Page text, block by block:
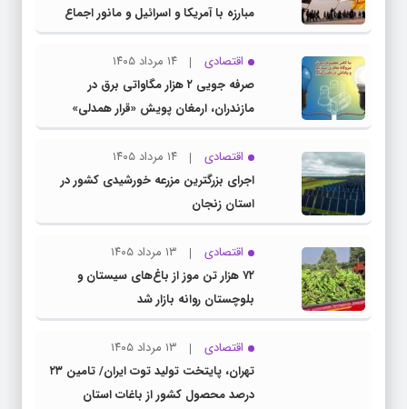
مبارزه با آمریکا و اسرائیل و مانور اجماع
جبهه مقاومت و ملت‌های آزادی‌خواه در برابر
استکبار بود
اقتصادی
۱۴ مرداد ۱۴۰۵
صرفه جویی ۲ هزار مگاواتی برق در
مازندران، ارمغان پویش «قرار همدلی»
اقتصادی
۱۴ مرداد ۱۴۰۵
اجرای بزرگترین مزرعه خورشیدی کشور در
استان زنجان
اقتصادی
۱۳ مرداد ۱۴۰۵
۷۲ هزار تن موز از باغ‌های سیستان و
بلوچستان روانه بازار شد
اقتصادی
۱۳ مرداد ۱۴۰۵
تهران، پایتخت تولید توت ایران/ تامین ۲۳
درصد محصول کشور از باغات استان